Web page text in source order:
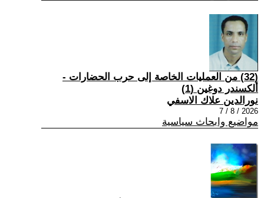
(32) من العمليات الخاصة إلى حرب الحضارات -
ألكسندر دوغين (1)
نورالدين علاك الاسفي
2026 / 8 / 7
مواضيع وابحاث سياسية